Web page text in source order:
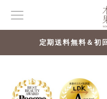
定期送料無料＆初